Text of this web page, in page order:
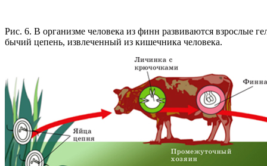
Рис. 6. В организме человека из финн развиваются взрослые
бычий цепень, извлеченный из кишечника человека.